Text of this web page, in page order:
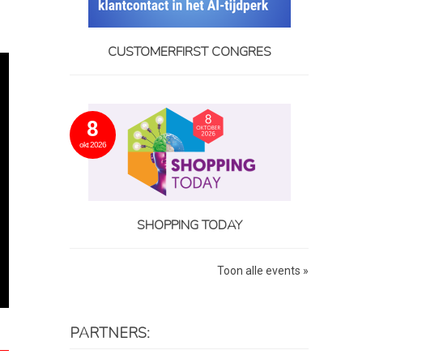
CUSTOMERFIRST CONGRES
8
okt 2026
SHOPPING TODAY
Toon alle events »
PARTNERS: